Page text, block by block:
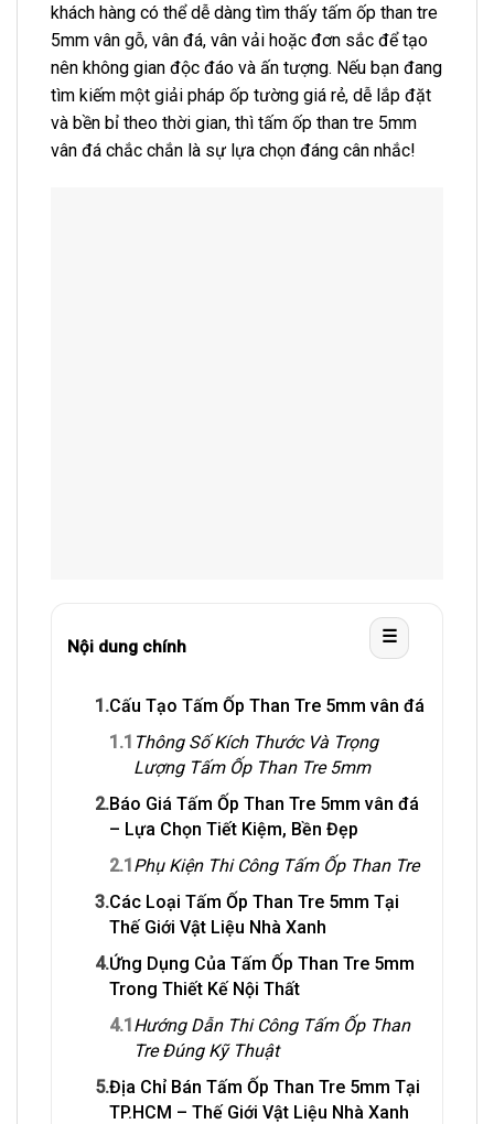
khách hàng có thể dễ dàng tìm thấy tấm ốp than tre
5mm vân gỗ, vân đá, vân vải hoặc đơn sắc để tạo
nên không gian độc đáo và ấn tượng. Nếu bạn đang
tìm kiếm một giải pháp ốp tường giá rẻ, dễ lắp đặt
và bền bỉ theo thời gian, thì tấm ốp than tre 5mm
vân đá chắc chắn là sự lựa chọn đáng cân nhắc!
Nội dung chính ☰
1.Cấu Tạo Tấm Ốp Than Tre 5mm vân đá
1.1 Thông Số Kích Thước Và Trọng
Lượng Tấm Ốp Than Tre 5mm
2.Báo Giá Tấm Ốp Than Tre 5mm vân đá
– Lựa Chọn Tiết Kiệm, Bền Đẹp
2.1Phụ Kiện Thi Công Tấm Ốp Than Tre
3.Các Loại Tấm Ốp Than Tre 5mm Tại
Thế Giới Vật Liệu Nhà Xanh
4.Ứng Dụng Của Tấm Ốp Than Tre 5mm
Trong Thiết Kế Nội Thất
4.1Hướng Dẫn Thi Công Tấm Ốp Than
Tre Đúng Kỹ Thuật
5.Địa Chỉ Bán Tấm Ốp Than Tre 5mm Tại
TP.HCM – Thế Giới Vật Liệu Nhà Xanh